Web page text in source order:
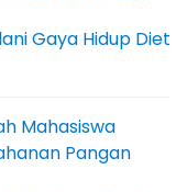
Gaya Hidup Diet